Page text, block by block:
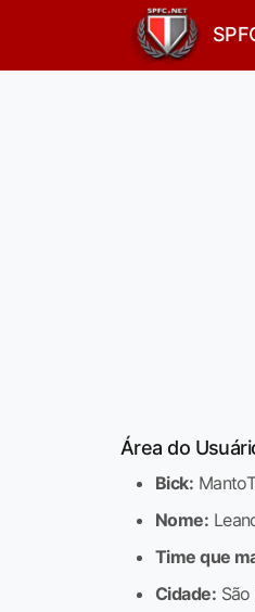
Área do
Bick:
Nome:
Time que
Cidade: